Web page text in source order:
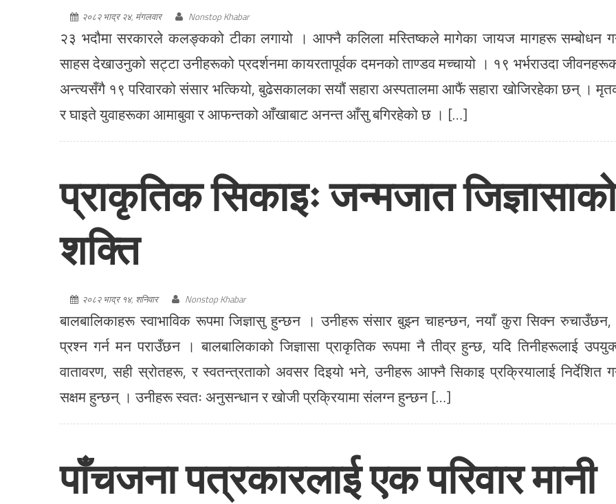
२०८२ भाद्र २४, मंगलवार Nonstop Khabar
२३ भदौमा सरकारले कलङ्कको टीका लगायो । आफ्नै कलिला मस्तिष्कले मागेका जायज मागहरू सम्बोधन
साहस देखाउनुको सट्टा उनीहरूको प्रदर्शनमा कायरतापूर्वक दमनको ताण्डव मच्चायो । १९ भर्भराउदा
अन्त्यसँगै १९ परिवारको संसार भत्कियो, बुढेसकालका सयौं सहारा अस्पतालमा आफैं सहारा खोजिरहेका छन् ।
र घाइते युवाहरूका आमाबुवा र आफन्तको आँखाबाट अनन्त आँसु बगिरहेको छ । […]
प्राकृतिक सिकाइः जन्मजात जिज्ञासाको
शक्ति
२०८२ भाद्र १४, शनिवार Nonstop Khabar
बालबालिकाहरू स्वाभाविक रूपमा जिज्ञासु हुन्छन । उनीहरू संसार बुझ्न चाहन्छन, नयाँ कुरा सिक्न रुचाउँछन,
प्रश्न गर्न मन पराउँछन । बालबालिकाको जिज्ञासा प्राकृतिक रूपमा नै तीव्र हुन्छ, यदि तिनीहरूलाई
वातावरण, सही स्रोतहरू, र स्वतन्त्रताको अवसर दिइयो भने, उनीहरू आफ्नै सिकाइ प्रक्रियालाई निर्देशित
सक्षम हुन्छन् । उनीहरू स्वतः अनुसन्धान र खोजी प्रक्रियामा संलग्न हुन्छन […]
पाँचजना पत्रकारलाई एक परिवार मानी